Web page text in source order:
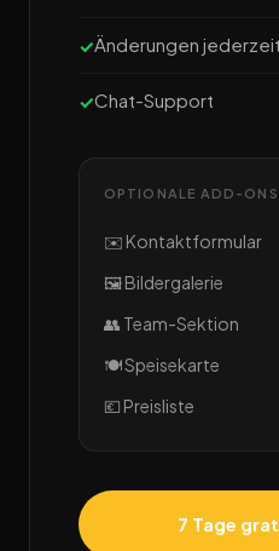
Änderungen
Chat-Support
OPTIONALE ADD-ONS
✉️ Kontaktformular
🖼️ Bildergalerie
👥 Team-Sektion
🍽️ Speisekarte
💶 Preisliste
7 Tage